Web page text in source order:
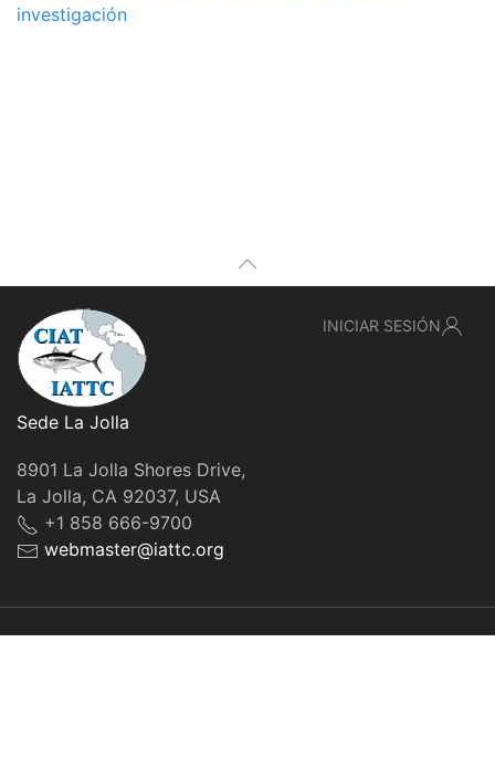
investigación
Sede La Jolla
8901 La Jolla Shores Drive,
La Jolla, CA 92037, USA
+1 858 666-9700
webmaster@iattc.org
INICIAR SESIÓN
© IATTC, 2022-2026